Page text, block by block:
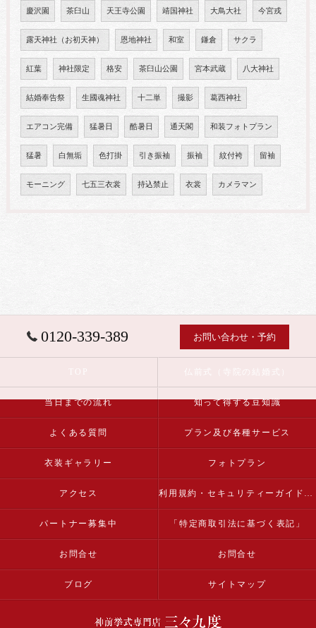
慶沢園 茶臼山 天王寺公園 靖国神社 大鳥大社 今宮戎
露天神社（お初天神） 恩地神社 和室 鎌倉 サクラ
紅葉 神社限定 格安 茶臼山公園 宮本武蔵 八大神社
結婚奉告祭 生國魂神社 十二単 撮影 葛西神社
エアコン完備 猛暑日 酷暑日 通天閣 和装フォトプラン
猛暑 白無垢 色打掛 引き振袖 振袖 紋付袴 留袖
モーニング 七五三衣裳 持込禁止 衣裳 カメラマン
0120-339-389 お問い合わせ・予約
当日までの流れ 知って得する豆知識
よくある質問 プラン及び各種サービス
衣装ギャラリー フォトプラン
アクセス 利用規約・セキュリティーガイドライン
パートナー募集中 「特定商取引法に基づく表記」
お問合せ お問合せ
ブログ サイトマップ